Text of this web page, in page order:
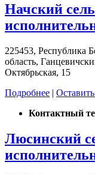
Начский
225453, Республика
область,
Октябрьская, 15
Подробнее |
Контактный
Люсинский